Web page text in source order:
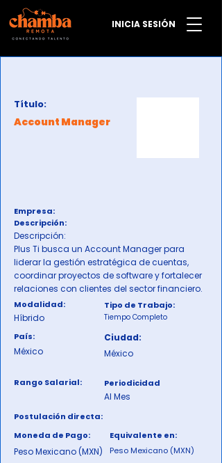
INICIA SESIÓN
Título:
Account Manager
Empresa:
Descripción:
Descripción:
Plus Ti busca un Account Manager para
liderar la gestión estratégica de cuentas,
coordinar proyectos de software y fortalecer
relaciones con clientes del sector financiero.
Modalidad:
Híbrido
Tipo de Trabajo:
Tiempo Completo
País:
Ciudad:
México
México
Rango Salarial: Periodicidad
Al Mes
Postulación directa:
Moneda de Pago:
Equivalente en:
Peso Mexicano (MXN) Peso Mexicano (MXN)